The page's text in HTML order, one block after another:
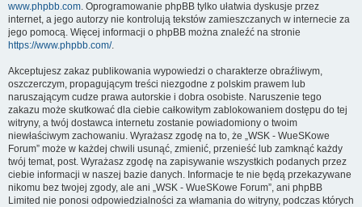
www.phpbb.com. Oprogramowanie phpBB tylko ułatwia dyskusje przez
internet, a jego autorzy nie kontrolują tekstów zamieszczanych w internecie za
jego pomocą. Więcej informacji o phpBB można znaleźć na stronie
https://www.phpbb.com/.
Akceptujesz zakaz publikowania wypowiedzi o charakterze obraźliwym,
oszczerczym, propagującym treści niezgodne z polskim prawem lub
naruszającym cudze prawa autorskie i dobra osobiste. Naruszenie tego
zakazu może skutkować dla ciebie całkowitym zablokowaniem dostępu do tej
witryny, a twój dostawca internetu zostanie powiadomiony o twoim
niewłaściwym zachowaniu. Wyrażasz zgodę na to, że „WSK - WueSKowe
Forum” może w każdej chwili usunąć, zmienić, przenieść lub zamknąć każdy
twój temat, post. Wyrażasz zgodę na zapisywanie wszystkich podanych przez
ciebie informacji w naszej bazie danych. Informacje te nie będą przekazywane
nikomu bez twojej zgody, ale ani „WSK - WueSKowe Forum”, ani phpBB
Limited nie ponosi odpowiedzialności za włamania do witryny, podczas których